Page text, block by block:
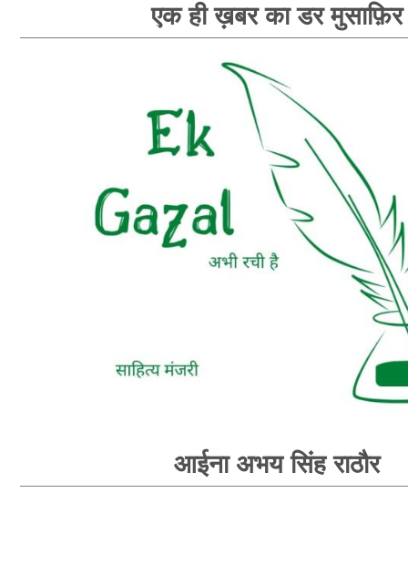
एक ही ख़बर का डर मुसाफ़िर
आईना अभय सिंह राठौर